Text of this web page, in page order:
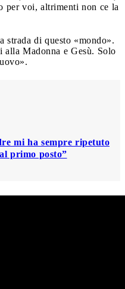
per voi, altrimenti non ce la
strada di questo «mondo».
alla Madonna e Gesù. Solo
mi ha sempre ripetuto
primo posto”